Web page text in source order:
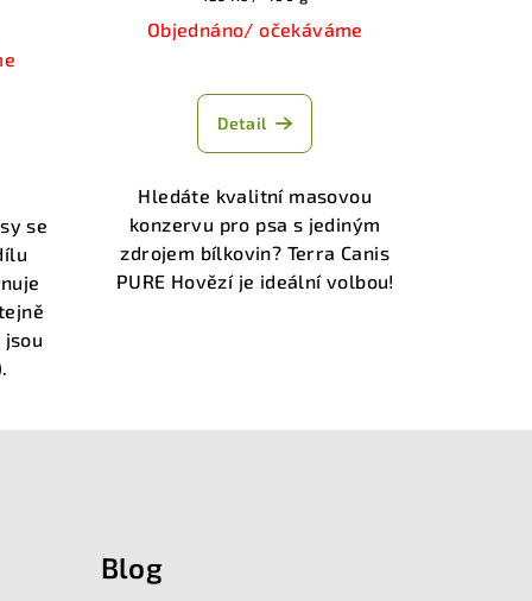
se
jsou
cena:
Objednáno/ očekáváme
hodnocení
produktu
je
5,0
5
hvězdiček.
Detail
Hledáte kvalitní masovou
konzervu pro psa s jediným
zdrojem bílkovin? Terra Canis
PURE Hovězí je ideální volbou!
Blog